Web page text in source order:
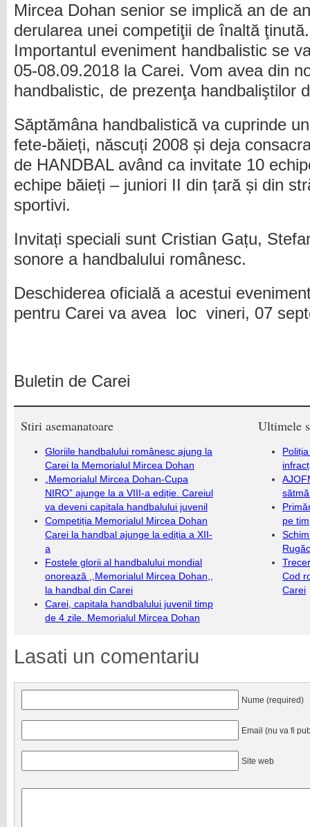
Mircea Dohan senior se implică an de
derularea unei competiţii de înaltă ţinută.
Importantul eveniment handbalistic se
05-08.09.2018 la Carei. Vom avea din
handbalistic, de prezenţa handbaliştilor
Săptămâna handbalistică va cuprinde
fete-băieți, născuți 2008 și deja
de HANDBAL având ca invitate 10
echipe băieți – juniori II din țară și din
sportivi.
Invitați speciali sunt Cristian Gațu,
sonore a handbalului românesc.
Deschiderea oficială a acestui
pentru Carei va avea loc vineri, 07
Buletin de Carei
Stiri asemanatoare
Gloriile handbalului românesc ajung la
Carei la Memorialul Mircea Dohan
„Memorialul Mircea Dohan-Cupa
NIRO” ajunge la a VIII-a ediție. Careiul
va deveni capitala handbalului juvenil
Competiția Memorialul Mircea Dohan
Carei la handbal ajunge la ediția a XII-
a
Fostele glorii al handbalului mondial
onorează ,,Memorialul Mircea Dohan,,
la handbal din Carei
Carei, capitala handbalului juvenil timp
de 4 zile. Memorialul Mircea Dohan
Ultimele
pe
Cod
Carei
Lasati un comentariu
Nume (required)
Email (nu va fi
Site web